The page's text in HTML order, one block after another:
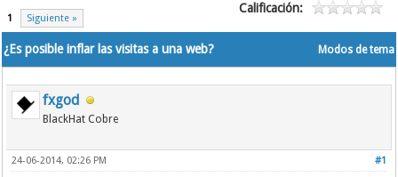
1 Siguiente »
Calificación:
Modos de tema
¿Es posible inflar las visitas a una web?
fxgod
BlackHat Cobre
#1
24-06-2014, 02:26 PM